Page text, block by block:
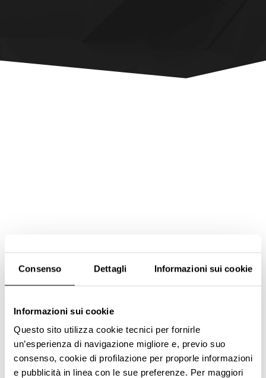
Consenso Dettagli Informazioni sui cookie
Informazioni sui cookie
Questo sito utilizza cookie tecnici per fornirle
un’esperienza di navigazione migliore e, previo suo
consenso, cookie di profilazione per proporle informazioni
e pubblicità in linea con le sue preferenze. Per maggiori